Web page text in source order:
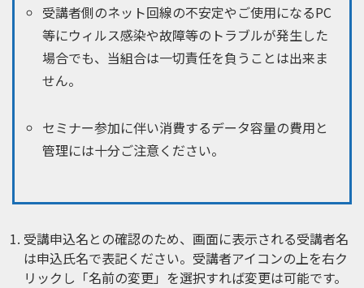
受講者側のネット回線の不安定やご使用になるPC
等にウィルス感染や故障等のトラブルが発生した
場合でも、当組合は一切責任を負うことは出来ま
せん。
セミナー参加に伴い消費するデータ容量の費用と
管理には十分ご注意ください。
受講申込名との確認のため、画面に表示される受講者名
は申込氏名で表記ください。受講者アイコンの上を右ク
リックし「名前の変更」を選択すれば変更は可能です。